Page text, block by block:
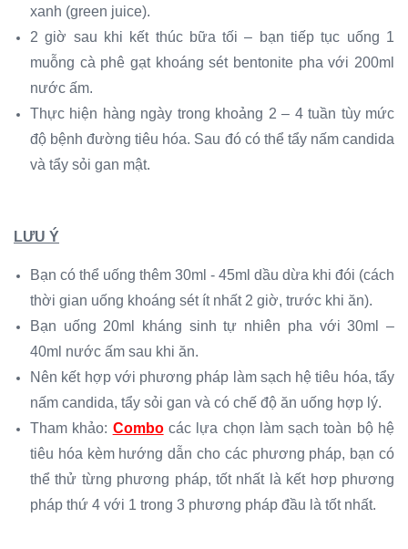
xanh (green juice).
2 giờ sau khi kết thúc bữa tối – bạn tiếp tục uống 1
muỗng cà phê gạt khoáng sét bentonite pha với 200ml
nước ấm.
Thực hiện hàng ngày trong khoảng 2 – 4 tuần tùy mức
độ bệnh đường tiêu hóa. Sau đó có thể tẩy nấm candida
và tẩy sỏi gan mật.
LƯU Ý
Bạn có thể uống thêm 30ml - 45ml dầu dừa khi đói (cách
thời gian uống khoáng sét ít nhất 2 giờ, trước khi ăn).
Bạn uống 20ml kháng sinh tự nhiên pha với 30ml –
40ml nước ấm sau khi ăn.
Nên kết hợp với phương pháp làm sạch hệ tiêu hóa, tẩy
nấm candida, tẩy sỏi gan và có chế độ ăn uống hợp lý.
Tham khảo: Combocác lựa chọn làm sạch toàn bộ hệ
tiêu hóa kèm hướng dẫn cho các phương pháp, bạn có
thể thử từng phương pháp, tốt nhất là kết hơp phương
pháp thứ 4 với 1 trong 3 phương pháp đầu là tốt nhất.